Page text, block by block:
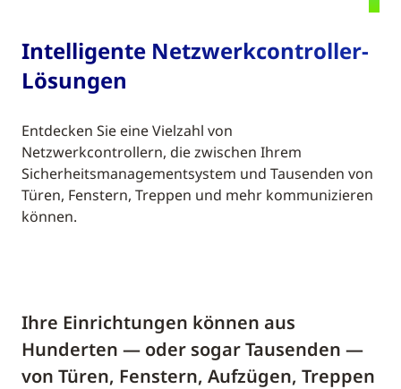
Intelligente Netzwerkcontroller-
Lösungen
Entdecken Sie eine Vielzahl von
Netzwerkcontrollern, die zwischen Ihrem
Sicherheitsmanagementsystem und Tausenden von
Türen, Fenstern, Treppen und mehr kommunizieren
können.
Ihre Einrichtungen können aus
Hunderten — oder sogar Tausenden —
von Türen, Fenstern, Aufzügen, Treppen